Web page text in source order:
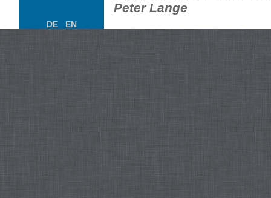
Peter Lange
DE EN